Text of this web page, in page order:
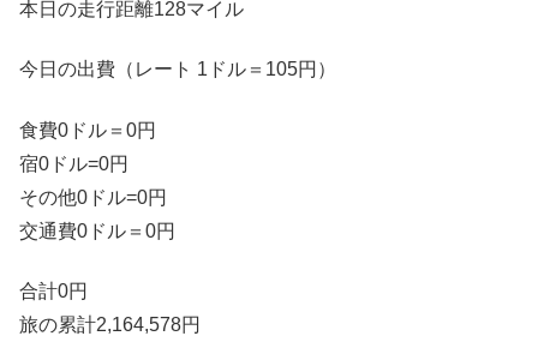
本日の走行距離128マイル
今日の出費（レート 1ドル＝105円）
食費0ドル＝0円
宿0ドル=0円
その他0ドル=0円
交通費0ドル＝0円
合計0円
旅の累計2,164,578円